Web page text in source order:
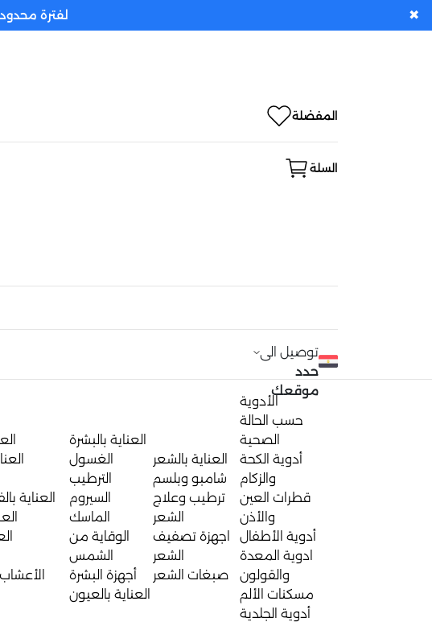
المفضلة
السلة
توصيل الى
حدد
موقعك
الأدوية
حسب الحالة
الصحية
أدوية الكحة
والزكام
قطرات العين
والأذن
أدوية الأطفال
ادوية المعدة
والقولون
مسكنات الألم
أدوية الجلدية
العناية بالشعر
شامبو وبلسم
ترطيب وعلاج
الشعر
اجهزة تصفيف
الشعر
صبغات الشعر
العناية بالبشرة
الغسول
الترطيب
السيروم
الماسك
الوقاية من
الشمس
أجهزة البشرة
العناية بالعيون
العناية
لفترة ✖